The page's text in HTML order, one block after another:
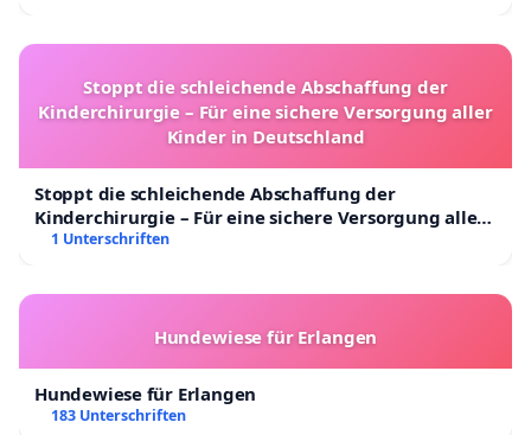
Stoppt die schleichende Abschaffung der
Kinderchirurgie – Für eine sichere Versorgung aller
Kinder in Deutschland
Stoppt die schleichende Abschaffung der
Kinderchirurgie – Für eine sichere Versorgung aller
Kinder in Deutschland
1 Unterschriften
Hundewiese für Erlangen
Hundewiese für Erlangen
183 Unterschriften